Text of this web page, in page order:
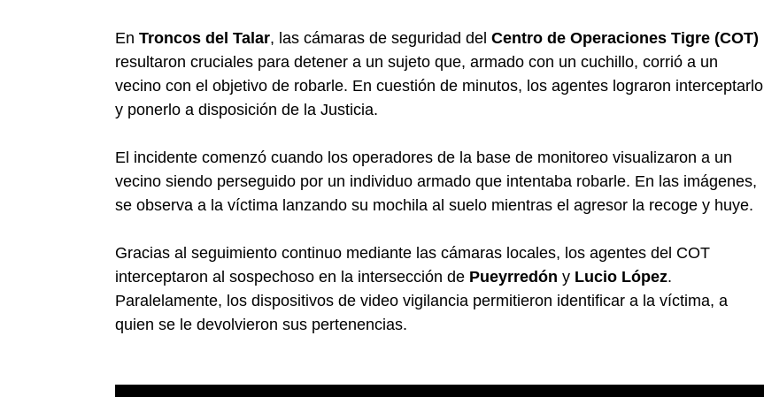
En Troncos del Talar, las cámaras de seguridad del Centro de Operaciones Tigre (COT)
resultaron cruciales para detener a un sujeto que, armado con un cuchillo, corrió a un
vecino con el objetivo de robarle. En cuestión de minutos, los agentes lograron interceptarlo
y ponerlo a disposición de la Justicia.
El incidente comenzó cuando los operadores de la base de monitoreo visualizaron a un
vecino siendo perseguido por un individuo armado que intentaba robarle. En las imágenes,
se observa a la víctima lanzando su mochila al suelo mientras el agresor la recoge y huye.
Gracias al seguimiento continuo mediante las cámaras locales, los agentes del COT
interceptaron al sospechoso en la intersección de Pueyrredón y Lucio López.
Paralelamente, los dispositivos de video vigilancia permitieron identificar a la víctima, a
quien se le devolvieron sus pertenencias.